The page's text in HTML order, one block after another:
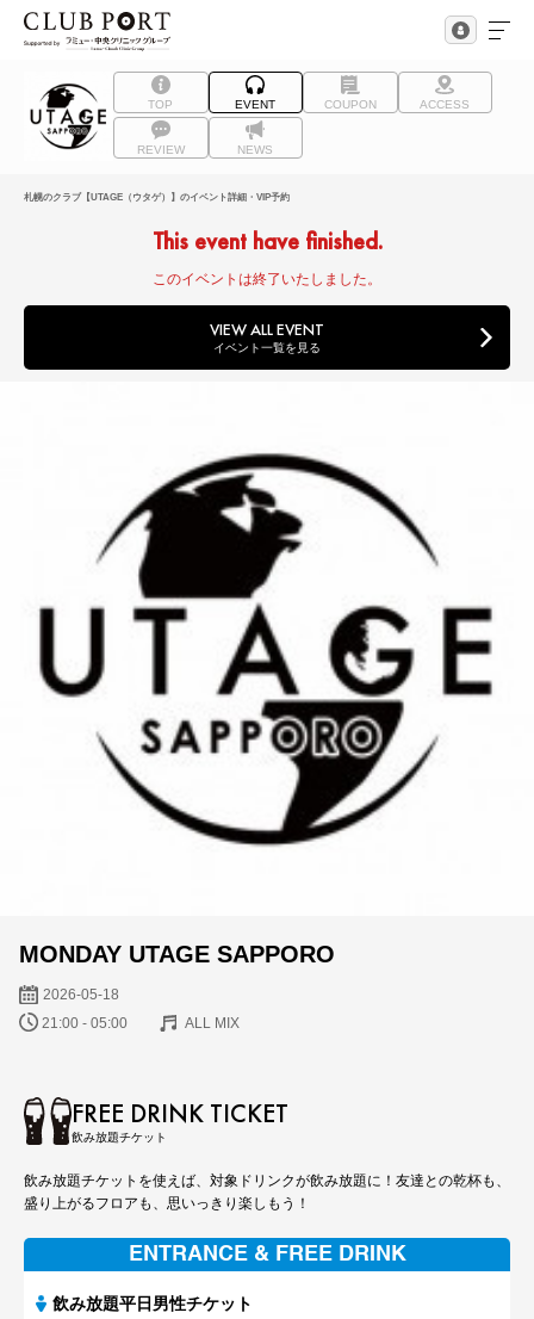
TOP EVENT COUPON ACCESS
REVIEW NEWS
札幌のクラブ【UTAGE（ウタゲ）】のイベント詳細・VIP予約
This event have finished.
このイベントは終了いたしました。
VIEW ALL EVENT
イベント一覧を見る
MONDAY UTAGE SAPPORO
2026-05-18
21:00 - 05:00 ALL MIX
FREE DRINK TICKET
飲み放題チケット
飲み放題チケットを使えば、対象ドリンクが飲み放題に！友達との乾杯も、
盛り上がるフロアも、思いっきり楽しもう！
ENTRANCE & FREE DRINK
飲み放題平日男性チケット